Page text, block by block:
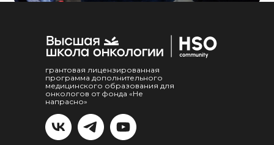
грантовая лицензированная
программа дополнительного
медицинского образования для
онкологов от фонда «‎Не
напрасно»